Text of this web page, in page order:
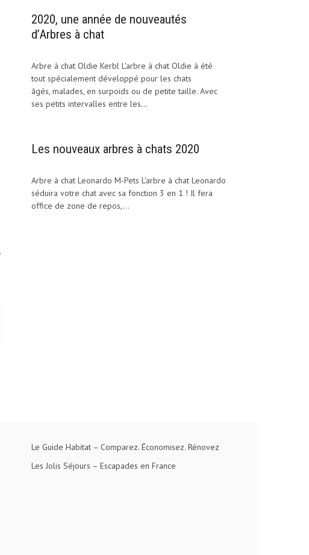
2020, une année de nouveautés
d’Arbres à chat
Arbre à chat Oldie Kerbl L'arbre à chat Oldie à été
tout spécialement développé pour les chats
âgés, malades, en surpoids ou de petite taille. Avec
ses petits intervalles entre les...
Les nouveaux arbres à chats 2020
Arbre à chat Leonardo M-Pets L'arbre à chat Leonardo
séduira votre chat avec sa fonction 3 en 1 ! Il fera
office de zone de repos,...
Le Guide Habitat – Comparez. Économisez. Rénovez
Les Jolis Séjours – Escapades en France